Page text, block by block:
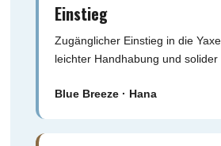
Einstieg
Zugänglicher Einstieg in die
leichter Handhabung und solider
Blue Breeze · Hana